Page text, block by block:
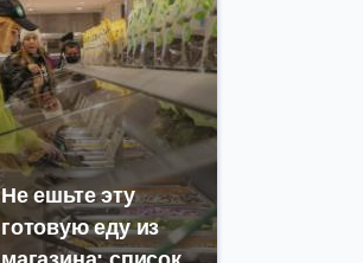
Не ешьте эту
готовую еду из